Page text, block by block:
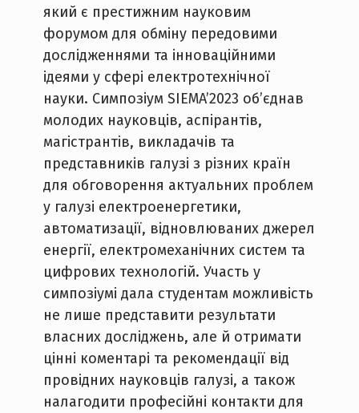
який є престижним науковим
форумом для обміну передовими
дослідженнями та інноваційними
ідеями у сфері електротехнічної
науки. Симпозіум SIEMA’2023 об’єднав
молодих науковців, аспірантів,
магістрантів, викладачів та
представників галузі з різних країн
для обговорення актуальних проблем
у галузі електроенергетики,
автоматизації, відновлюваних джерел
енергії, електромеханічних систем та
цифрових технологій. Участь у
симпозіумі дала студентам можливість
не лише представити результати
власних досліджень, але й отримати
цінні коментарі та рекомендації від
провідних науковців галузі, а також
налагодити професійні контакти для